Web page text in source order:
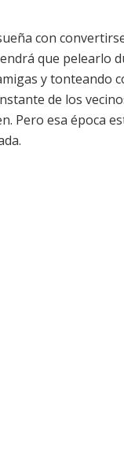
con
que pelearlo
y tonteando
de los
Pero esa época